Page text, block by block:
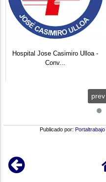
Hospital Jose Casimiro Ulloa -
Conv...
prev
Publicado por:Portaltrabajo